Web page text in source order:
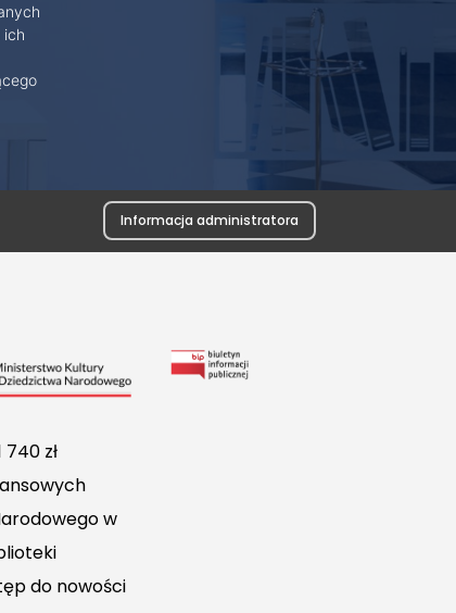
ich
Informacja administratora
zł
w
do nowości
Link